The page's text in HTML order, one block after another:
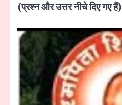
(प्रश्न और उत्तर नीचे दिए गए हैं)